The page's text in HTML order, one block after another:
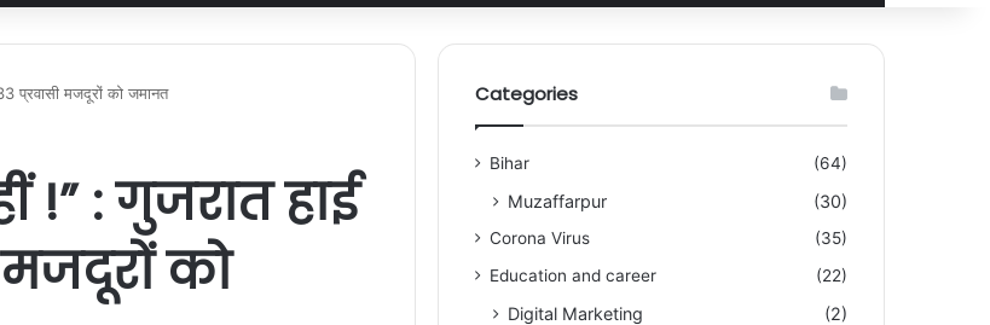
for
प्रवासी मजदूरों को जमानत
!” : गुजरात हाई
मजदूरों को
Categories
Bihar (64)
Muzaffarpur (30)
Corona Virus
(35)
Education and career
(22)
Digital Marketing (2)